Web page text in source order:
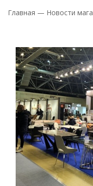
Главная — Новости